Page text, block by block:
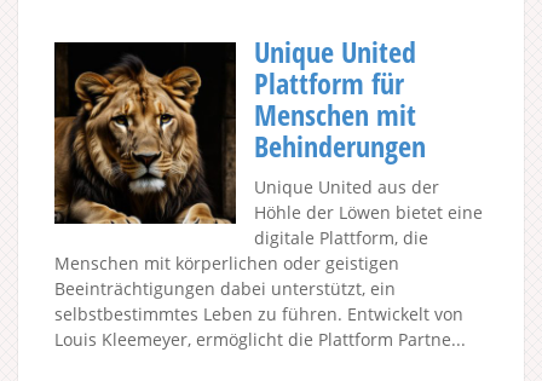
Unique United
Plattform für
Menschen mit
Behinderungen
Unique United aus der
Höhle der Löwen bietet eine
digitale Plattform, die
Menschen mit körperlichen oder geistigen
Beeinträchtigungen dabei unterstützt, ein
selbstbestimmtes Leben zu führen. Entwickelt von
Louis Kleemeyer, ermöglicht die Plattform Partne...